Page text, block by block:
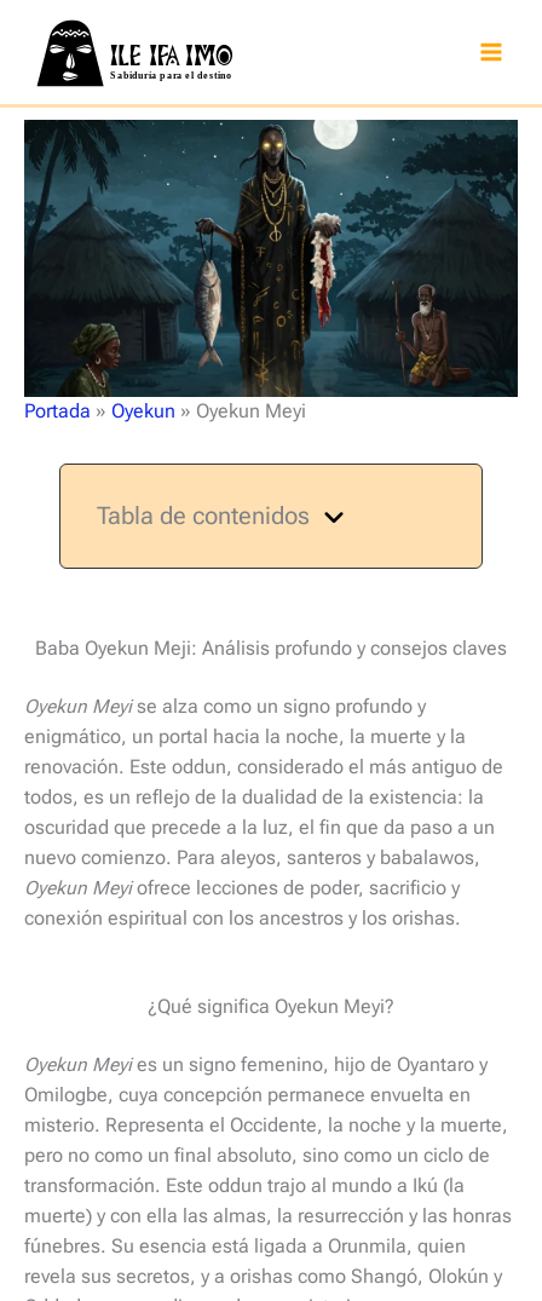
contenido
Portada » Oyekun » Oyekun Meyi
Tabla de contenidos
Baba Oyekun Meji: Análisis profundo y consejos claves
Oyekun Meyise alza como un signo profundo y
enigmático, un portal hacia la noche, la muerte y la
renovación. Este oddun, considerado el más antiguo de
todos, es un reflejo de la dualidad de la existencia: la
oscuridad que precede a la luz, el fin que da paso a un
nuevo comienzo. Para aleyos, santeros y babalawos,
Oyekun Meyiofrece lecciones de poder, sacrificio y
conexión espiritual con los ancestros y los orishas.
¿Qué significa Oyekun Meyi?
Oyekun Meyies un signo femenino, hijo de Oyantaro y
Omilogbe, cuya concepción permanece envuelta en
misterio. Representa el Occidente, la noche y la muerte,
pero no como un final absoluto, sino como un ciclo de
transformación. Este oddun trajo al mundo a Ikú (la
muerte) y con ella las almas, la resurrección y las honras
fúnebres. Su esencia está ligada a Orunmila, quien
revela sus secretos, y a orishas como Shangó, Olokún y